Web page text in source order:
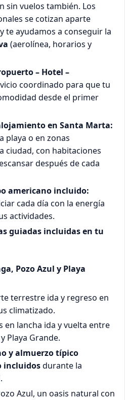
sin vuelos también. Los
se cotizan aparte
te ayudamos a conseguir la
(aerolínea, horarios y
– Hotel –
coordinado para que tu
desde el primer
en Santa Marta:
playa o en zonas
ciudad, con habitaciones
después de cada
americano incluido:
cada día con la energía
actividades.
guiadas incluidas en tu
Pozo Azul y Playa
terrestre ida y regreso en
climatizado.
en lancha ida y vuelta entre
Playa Grande.
y almuerzo típico
incluidosdurante la
Azul, un oasis natural con